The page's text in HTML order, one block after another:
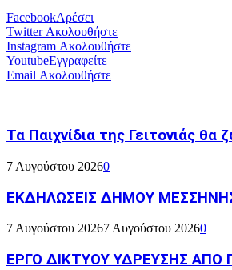
FacebookΑρέσει
TwitterΑκολουθήστε
Instagram Ακολουθήστε
YoutubeΕγγραφείτε
Email Ακολουθήστε
Τα Παιχνίδια της Γειτονιάς
7 Αυγούστου 20260
ΕΚΔΗΛΩΣΕΙΣ ΔΗΜΟΥ
7 Αυγούστου 20267 Αυγούστου 20260
ΕΡΓΟ ΔΙΚΤΥΟΥ ΥΔΡΕΥΣΗΣ ΑΠΟ